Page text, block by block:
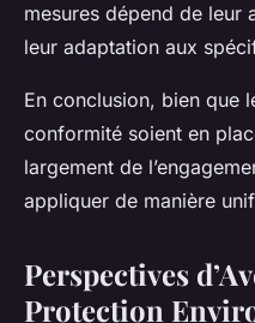
mesures dépend de leur
leur adaptation aux
En conclusion, bien que
conformité soient en
largement de
appliquer de manière
Perspectives
Protection